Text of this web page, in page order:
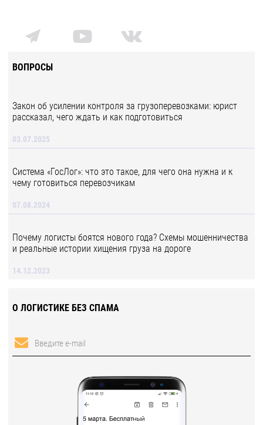
ВОПРОСЫ
Закон об усилении контроля за грузоперевозками: юрист
рассказал, чего ждать и как подготовиться
03.07.2025
Система «ГосЛог»: что это такое, для чего она нужна и к
чему готовиться перевозчикам
07.08.2024
Почему логисты боятся нового года? Схемы мошенничества
и реальные истории хищения груза на дороге
14.12.2023
О ЛОГИСТИКЕ БЕЗ СПАМА